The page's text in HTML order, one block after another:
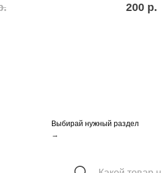
200 р.
Выбирай нужный раздел
→